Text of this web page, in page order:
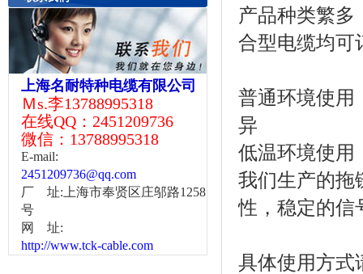
上海名耐特种电缆有限公司
Ｍs.李13788995318
在线QQ：2451209736
微信：13788995318
E-mail:
2451209736@qq.com
厂 址:上海市奉贤区庄邬路1258
号
网 址:
http://www.tck-cable.com
产品种类繁多
合型电缆均可
普通环境使用
异
低温环境使用
我们生产的拖
性，稳定的信
具体使用方式